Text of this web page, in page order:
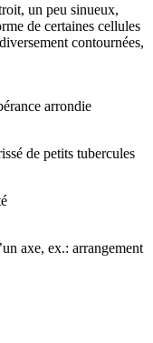
un peu sinueux,
de certaines cellules
contournées,
arrondie
de petits tubercules
axe, ex.: arrangement